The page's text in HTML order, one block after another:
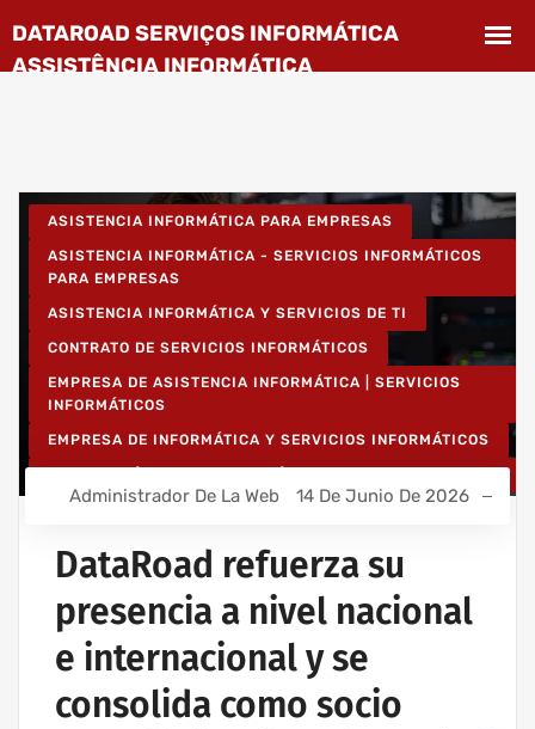
ASISTENCIA INFORMÁTICA PARA EMPRESAS
ASISTENCIA INFORMÁTICA - SERVICIOS INFORMÁTICOS
PARA EMPRESAS
ASISTENCIA INFORMÁTICA Y SERVICIOS DE TI
CONTRATO DE SERVICIOS INFORMÁTICOS
EMPRESA DE ASISTENCIA INFORMÁTICA | SERVICIOS
INFORMÁTICOS
EMPRESA DE INFORMÁTICA Y SERVICIOS INFORMÁTICOS
MANTENIMIENTO INFORMÁTICO PARA EMPRESAS
PROYECTOS DE CABLEADO Y REDES INFORMÁTICAS
Administrador De La Web 14 De Junio De 2026
DataRoad refuerza su
presencia a nivel nacional
e internacional y se
consolida como socio